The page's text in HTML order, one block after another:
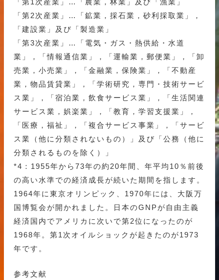
「第1次産業」…「農業，林業」及び「漁業」
「第2次産業」…「鉱業，採石業，砂利採取業」，
「建設業」及び「製造業」
「第3次産業」…「電気・ガス・熱供給・水道
業」，「情報通信業」，「運輸業，郵便業」，「卸
売業，小売業」，「金融業，保険業」，「不動産
業，物品賃貸業」，「学術研究，専門・技術サービ
ス業」，「宿泊業，飲食サービス業」，「生活関連
サービス業，娯楽業」，「教育，学習支援業」，
「医療，福祉」，「複合サービス事業」，「サービ
ス業（他に分類されないもの）」及び「公務（他に
分類されるものを除く）」
*4：1955年から73年の約20年間、年平均10％前後
の高い水準での経済成長が続いた期間を指します。
1964年に東京オリンピック、1970年には、大阪万
国博覧会が開かれました。日本のGNPが自由主義
経済国内でアメリカに次いで第2位になったのが
1968年。第1次オイルショックが起きたのが1973
年です。
参考文献